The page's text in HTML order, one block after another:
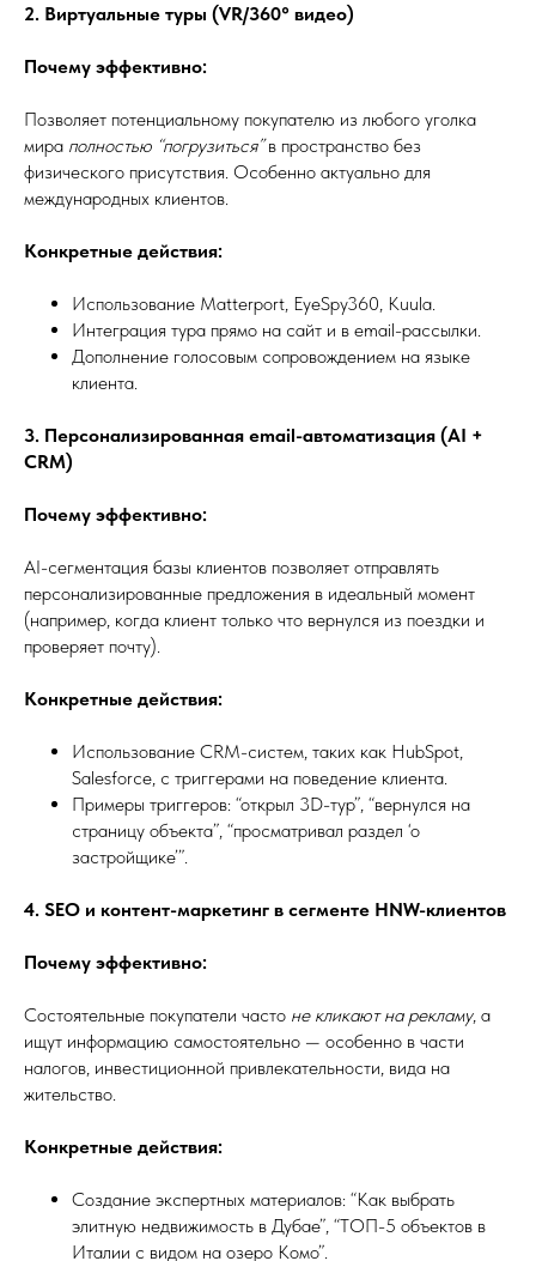
2. Виртуальные туры (VR/360° видео)
Почему эффективно:
Позволяет потенциальному покупателю из любого уголка
мира полностью “погрузиться”в пространство без
физического присутствия. Особенно актуально для
международных клиентов.
Конкретные действия:
Использование Matterport, EyeSpy360, Kuula.
Интеграция тура прямо на сайт и в email-рассылки.
Дополнение голосовым сопровождением на языке
клиента.
3. Персонализированная email-автоматизация (AI +
CRM)
Почему эффективно:
AI-сегментация базы клиентов позволяет отправлять
персонализированные предложения в идеальный момент
(например, когда клиент только что вернулся из поездки и
проверяет почту).
Конкретные действия:
Использование CRM-систем, таких как HubSpot,
Salesforce, с триггерами на поведение клиента.
Примеры триггеров: “открыл 3D-тур”, “вернулся на
страницу объекта”, “просматривал раздел ‘о
застройщике’”.
4. SEO и контент-маркетинг в сегменте HNW-клиентов
Почему эффективно:
Состоятельные покупатели часто не кликают на рекламу, а
ищут информацию самостоятельно — особенно в части
налогов, инвестиционной привлекательности, вида на
жительство.
Конкретные действия:
Создание экспертных материалов: “Как выбрать
элитную недвижимость в Дубае”, “ТОП-5 объектов в
Италии с видом на озеро Комо”.